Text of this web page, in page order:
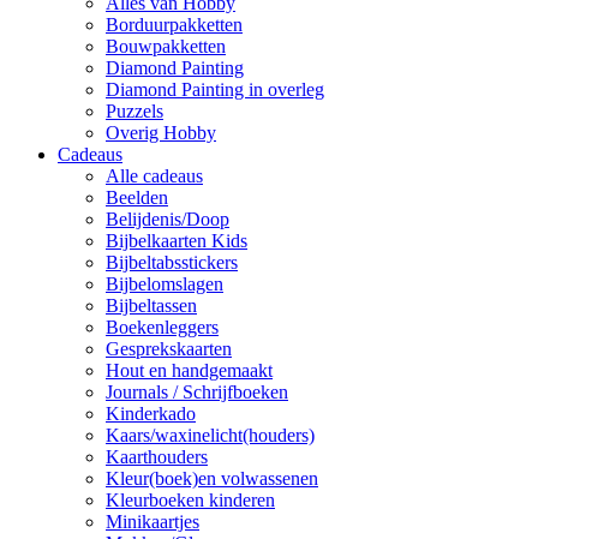
Borduurpakketten
Bouwpakketten
Diamond Painting
Diamond Painting in overleg
Puzzels
Overig Hobby
Cadeaus
Alle cadeaus
Beelden
Belijdenis/Doop
Bijbelkaarten Kids
Bijbeltabsstickers
Bijbelomslagen
Bijbeltassen
Boekenleggers
Gesprekskaarten
Hout en handgemaakt
Journals / Schrijfboeken
Kinderkado
Kaars/waxinelicht(houders)
Kaarthouders
Kleur(boek)en volwassenen
Kleurboeken kinderen
Minikaartjes